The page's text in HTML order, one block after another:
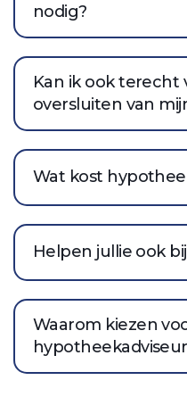
nodig?
Kan ik ook terecht
oversluiten van
Wat kost
Helpen jullie ook
Waarom kiezen